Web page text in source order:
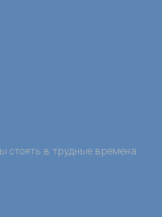
стоять в трудные времена